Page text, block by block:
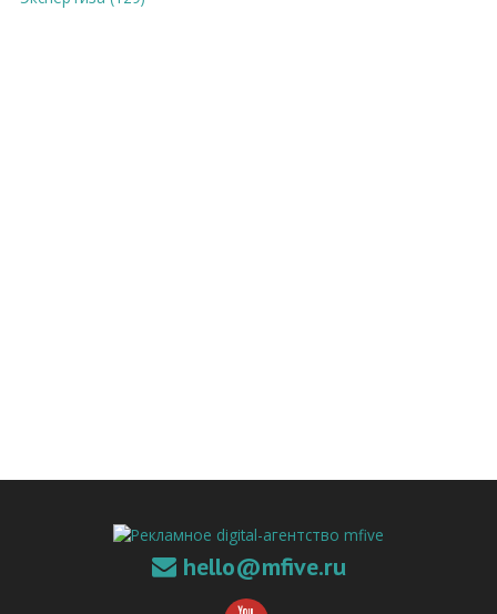
hello@mfive.ru